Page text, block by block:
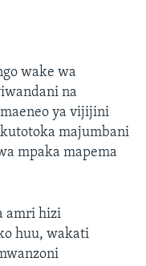
wake wa
na
ya vijijini
majumbani
mpaka mapema
amri hizi
huu, wakati